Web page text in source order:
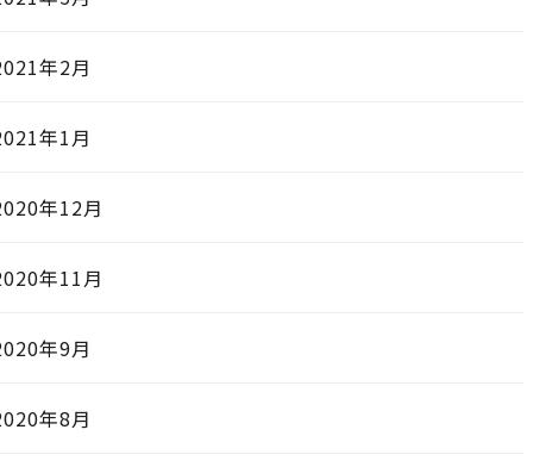
年2月
年1月
年12月
年11月
年9月
年8月